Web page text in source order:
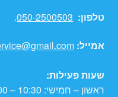
טלפון: 050-2500503
.
אמייל:
שעות פעילות:
ראשון – חמישי: 10:30 – 17:00.